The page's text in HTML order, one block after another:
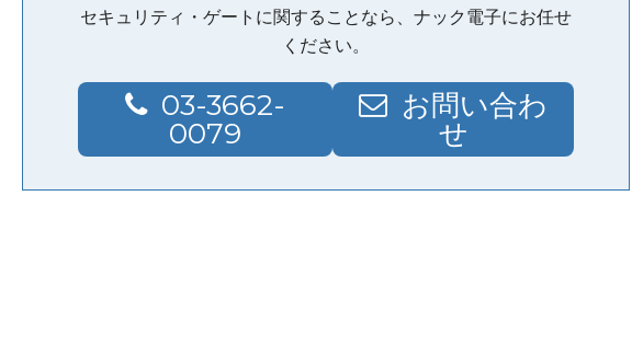
セキュリティ・ゲートに関することなら、ナック電子にお任せ
ください。
03-3662-
0079
お問い合わ
せ